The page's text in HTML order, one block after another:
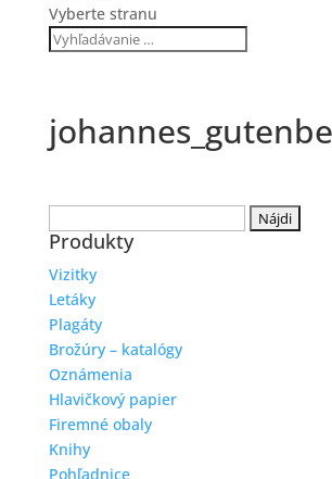
Vyberte stranu
Produkty
Vizitky
Letáky
Plagáty
Brožúry – katalógy
Oznámenia
Hlavičkový papier
Firemné obaly
Knihy
Pohľadnice